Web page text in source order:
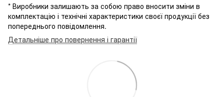
* Виробники залишають за собою право вносити зміни в
комплектацію і технічні характеристики своєї продукції без
попереднього повідомлення.
Детальніше про повернення і гарантії